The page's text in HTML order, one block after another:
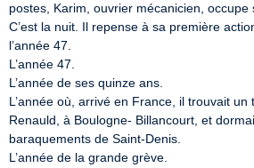
postes, Karim, ouvrier mécanicien, occupe
C’est la nuit. Il repense à sa première
l’année 47.
L’année 47.
L’année de ses quinze ans.
L’année où, arrivé en France, il trouvait
Renauld, à Boulogne- Billancourt, et
baraquements de Saint-Denis.
L’année de la grande grève.